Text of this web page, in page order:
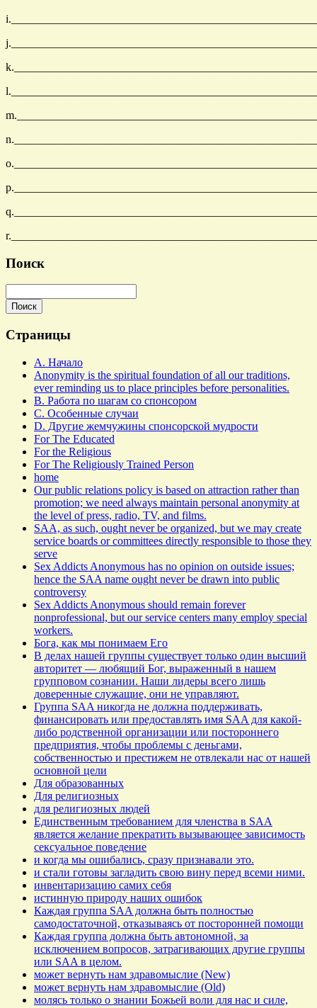
Поиск
Поиск
поиск
Страницы
A. Начало
Anonymity is the spiritual foundation of all our traditions,
ever reminding us to place principles before personalities.
B. Работа по шагам со спонсором
C. Особенные случаи
D. Другие жемчужины спонсорской мудрости
For The Educated
For the Religious
For The Religiously Trained Person
home
Our public relations policy is based on attraction rather than
promotion; we need always maintain personal anonymity at
the level of press, radio, TV, and films.
SAA, as such, ought never be organized, but we may create
service boards or committees directly responsible to those they
serve
Sex Addicts Anonymous has no opinion on outside issues;
hence the SAA name ought never be drawn into public
controversy
Sex Addicts Anonymous should remain forever
nonprofessional, but our service centers many employ special
workers.
Бога, как мы понимаем Его
В делах нашей группы существует только один высший
авторитет — любящий Бог, выраженный в нашем
групповом сознании. Наши лидеры всего лишь
доверенные служащие, они не управляют.
Группа SAA никогда не должна поддерживать,
финансировать или предоставлять имя SAA для какой-
либо родственной организации или постороннего
предприятия, чтобы проблемы с деньгами,
собственностью и престижем не отвлекали нас от нашей
основной цели
Для образованных
Для религиозных
для религиозных людей
Единственным требованием для членства в SAA
является желание прекратить вызывающее зависимость
сексуальное поведение
и когда мы ошибались, сразу признавали это.
и стали готовы загладить свою вину перед всеми ними.
инвентаризацию самих себя
истинную природу наших ошибок
Каждая группа SAA должна быть полностью
самодостаточной, отказываясь от посторонней помощи
Каждая группа должна быть автономной, за
исключением вопросов, затрагивающих другие группы
или SAA в целом.
может вернуть нам здравомыслие (New)
может вернуть нам здравомыслие (Old)
молясь только о знании Божьей воли для нас и силе,